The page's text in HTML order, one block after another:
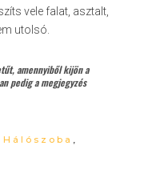
vele falat, asztalt,
utolsó.
amennyiből kijön a
pedig a megjegyzés
Hálószoba ,